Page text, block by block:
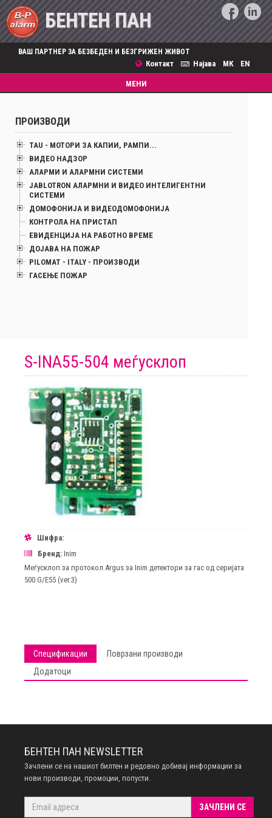
БЕНТЕН ПАН
ВАШ ПАРТНЕР ЗА БЕЗБЕДЕН И БЕЗГРИЖЕН ЖИВОТ
EN
МК
Најава
Контакт
Toggle
navigation
МЕНИ
ПРОИЗВОДИ
TAU - МОТОРИ ЗА КАПИИ, РАМПИ...
ВИДЕО НАДЗОР
АЛАРМИ И АЛАРМНИ СИСТЕМИ
JABLOTRON АЛАРМНИ И ВИДЕО ИНТЕЛИГЕНТНИ
СИСТЕМИ
ДОМОФОНИЈА И ВИДЕОДОМОФОНИЈА
КОНТРОЛА НА ПРИСТАП
ЕВИДЕНЦИЈА НА РАБОТНО ВРЕМЕ
ДОЈАВА НА ПОЖАР
PILOMAT - ITALY - ПРОИЗВОДИ
ГАСЕЊЕ ПОЖАР
S-INA55-504 меѓусклоп
Шифра:
Бренд: Inim
Меѓусклоп за протокол Argus за Inim детектори за гас од серијата
500 G/E55 (ver.3)
Спецификации
Поврзани производи
Додатоци
БЕНТЕН ПАН NEWSLETTER
Зачлени се на нашиот билтен и редовно добивај информации за
нови производи, промоции, попусти.
ЗАЧЛЕНИ СЕ